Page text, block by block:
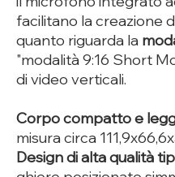
facilitano la creazione
quanto riguarda la
"modalità 9:16 Short
di video verticali.
Corpo compatto e
misura circa
Design di alta qualità